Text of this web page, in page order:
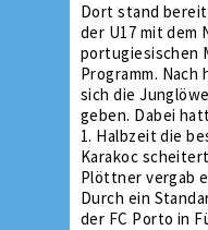
Dort stand
der U17 mit dem
portugiesischen
Programm. Nach
sich die
geben. Dabei
1. Halbzeit die
Karakoc
Plöttner vergab
Durch ein
der FC Porto in